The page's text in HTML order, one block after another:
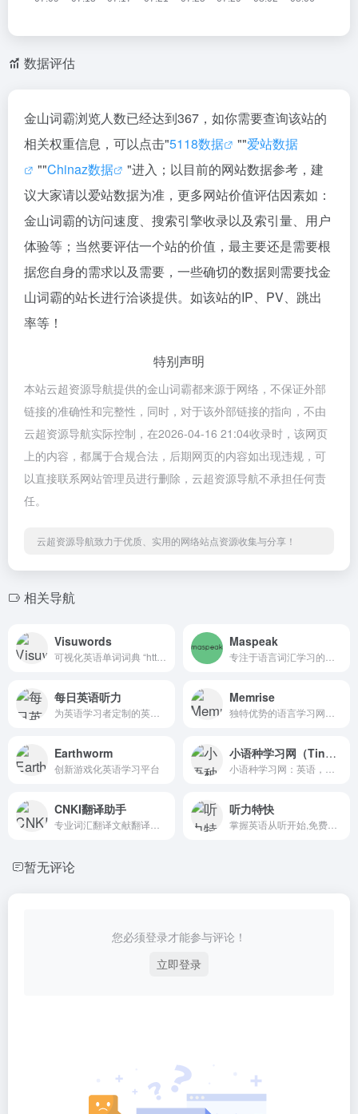
数据评估
金山词霸浏览人数已经达到367，如你需要查询该站的
相关权重信息，可以点击"5118数据 ""爱站数据
""Chinaz数据
"进入；以目前的网站数据参考，建
议大家请以爱站数据为准，更多网站价值评估因素如：
金山词霸的访问速度、搜索引擎收录以及索引量、用户
体验等；当然要评估一个站的价值，最主要还是需要根
据您自身的需求以及需要，一些确切的数据则需要找金
山词霸的站长进行洽谈提供。如该站的IP、PV、跳出
率等！
特别声明
本站云超资源导航提供的金山词霸都来源于网络，不保证外部
链接的准确性和完整性，同时，对于该外部链接的指向，不由
云超资源导航实际控制，在2026-04-16 21:04收录时，该网页
上的内容，都属于合规合法，后期网页的内容如出现违规，可
以直接联系网站管理员进行删除，云超资源导航不承担任何责
任。
云超资源导航致力于优质、实用的网络站点资源收集与分享！
相关导航
Visuwords Maspeak
每日英语听力 Memrise
Earthworm
创新游戏化英语学习平台
小语种学习网（TingRoom）
CNKI翻译助手 听力特快
暂无评论
您必须登录才能参与评论！
立即登录